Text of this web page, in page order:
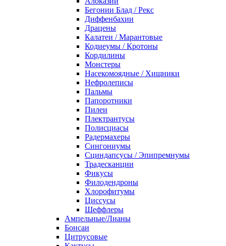
Бегонии Блад / Рекс
Диффенбахии
Драцены
Калатеи / Марантовые
Кодиеумы / Кротоны
Кордилины
Монстеры
Насекомоядные / Хищники
Нефролеписы
Пальмы
Папоротники
Пилеи
Плектрантусы
Полисциасы
Радермахеры
Сингониумы
Сциндапсусы / Эпипремнумы
Традесканции
Фикусы
Филодендроны
Хлорофитумы
Циссусы
Шеффлеры
Ампельные/Лианы
Бонсаи
Цитрусовые